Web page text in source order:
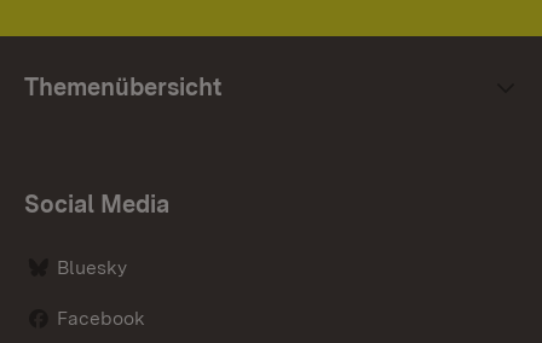
Themenübersicht
Social Media
Bluesky
Facebook